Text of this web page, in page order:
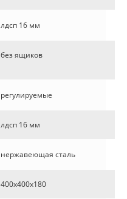
лдсп 16 мм
без ящиков
регулируемые
лдсп 16 мм
нержавеющая сталь
400х400х180